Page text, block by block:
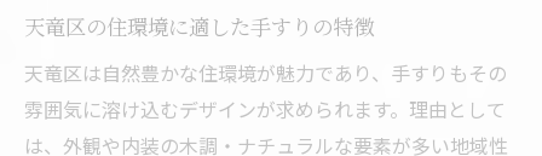
天竜区の住環境に適した手すりの特徴
天竜区は自然豊かな住環境が魅力であり、手すりもその
雰囲気に溶け込むデザインが求められます。理由として
は、外観や内装の木調・ナチュラルな要素が多い地域性